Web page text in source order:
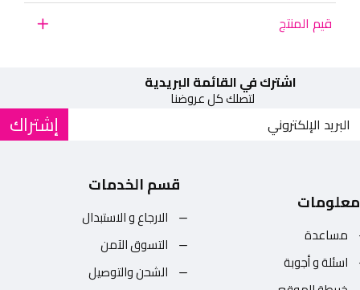
قيم المنتج
اشترك في القائمة البريدية
لتصلك كل عروضنا
إشتراك
معلومات
مساعدة
اسئلة و أجوبة
قسم الخدمات
الارجاع و الاستبدال
التسوق الآمن
الشحن والتوصيل